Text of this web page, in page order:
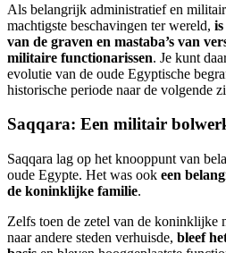
Als belangrijk administratief en
machtigste beschavingen ter wereld,
van de graven en mastaba’s van
militaire functionarissen. Je kunt
evolutie van de oude Egyptische
historische periode naar de volgende
Saqqara: Een militair
Saqqara lag op het knooppunt van
oude Egypte. Het was ook een
de koninklijke familie.
Zelfs toen de zetel van de koninklijke
naar andere steden verhuisde, bleef